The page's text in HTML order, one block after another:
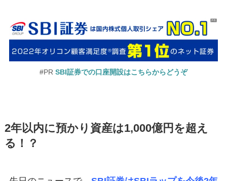
#PR SBI証券での口座開設はこちらからどうぞ
2年以内に預かり資産は1,000億円を超え
る！？